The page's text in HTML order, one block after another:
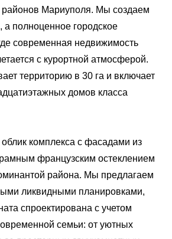
районов Мариуполя. Мы создаем
а полноценное городское
современная недвижимость
с курортной атмосферой.
территорию в 30 га и включает
домов класса
комплекса с фасадами из
французским остеклением
района. Мы предлагаем
ликвидными планировками,
спроектирована с учетом
семьи: от уютных